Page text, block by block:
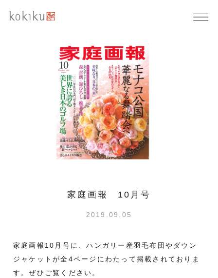
家庭画報 10月号
2019.09.05
家庭画報10月号に、ハンガリー産羽毛布団やダウン
ジャケットが全4ページにわたって掲載されておりま
す。ぜひご覧ください。